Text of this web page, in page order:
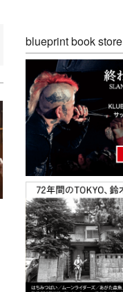
blueprint book store